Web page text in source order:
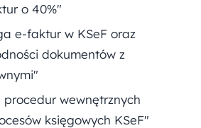
o 40%"
e-faktur w KSeF oraz
dokumentów z
wewnętrznych
księgowych KSeF"